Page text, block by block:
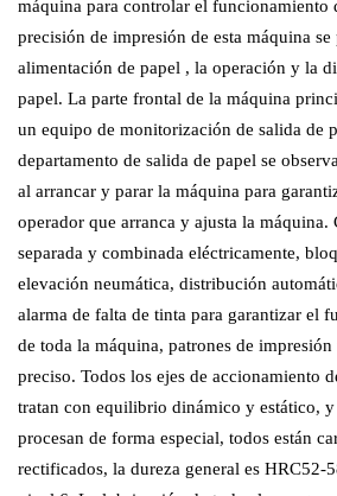
máquina para controlar el funcionamiento
precisión de impresión de esta máquina se
alimentación de papel , la operación y la
papel. La parte frontal de la máquina
un equipo de monitorización de salida de
departamento de salida de papel se
al arrancar y parar la máquina para
operador que arranca y ajusta la máquina.
separada y combinada eléctricamente,
elevación neumática, distribución
alarma de falta de tinta para garantizar el
de toda la máquina, patrones de
preciso. Todos los ejes de accionamiento
tratan con equilibrio dinámico y estático, y
procesan de forma especial, todos están
rectificados, la dureza general es HRC52-